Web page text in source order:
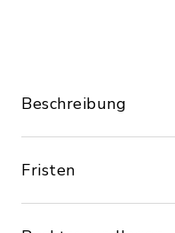
Beschreibung
Fristen